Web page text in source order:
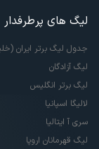
لیگ های پرطرفدار
جدول لیگ برتر ایران
لیگ آزادگان
لیگ برتر انگلیس
لالیگا اسپانیا
سری آ ایتالیا
لیگ قهرمانان اروپا